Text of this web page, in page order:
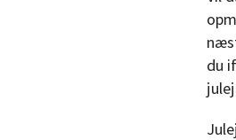
du